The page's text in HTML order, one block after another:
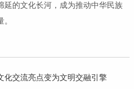
延的文化长河，成为推动中华民族
化交流亮点变为文明交融引擎